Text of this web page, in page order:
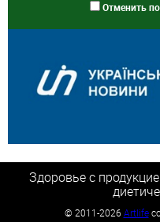
Отменить
Здоровье с
© 2011-2026 Artlife